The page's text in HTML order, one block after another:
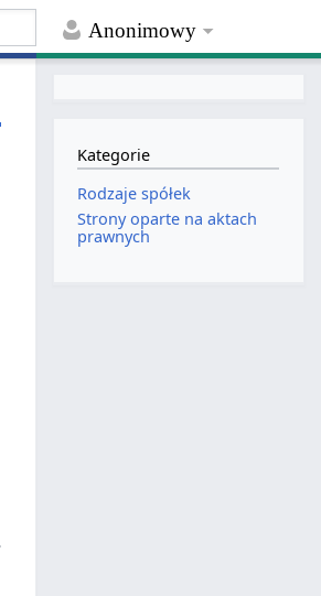
Anonimowy
Kategorie
Rodzaje spółek
Strony oparte na aktach
prawnych